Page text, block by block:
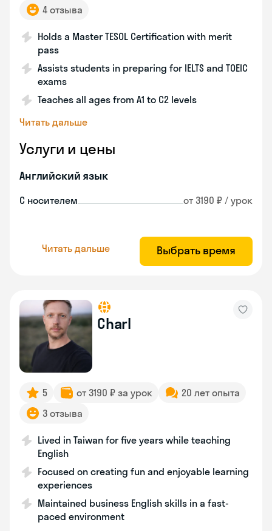
4 отзыва
Holds a Master TESOL Certification with merit
pass
Assists students in preparing for IELTS and TOEIC
exams
Teaches all ages from A1 to C2 levels
Читать дальше
Услуги и цены
Английский язык
С носителем от 3190 ₽ / урок
Читать дальше Выбрать время
Charl
5 от 3190 ₽ за урок
20 лет опыта
3 отзыва
Lived in Taiwan for five years while teaching
English
Focused on creating fun and enjoyable learning
experiences
Maintained business English skills in a fast-
paced environment